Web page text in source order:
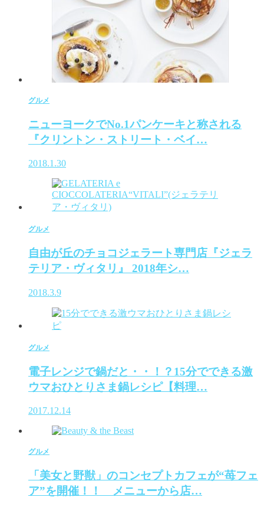
グルメ
ニューヨークでNo.1パンケーキと称される
『クリントン・ストリート・ベイ…
2018.1.30
グルメ
自由が丘のチョコジェラート専門店『ジェラ
テリア・ヴィタリ』 2018年シ…
2018.3.9
グルメ
電子レンジで鍋だと・・！？15分でできる激
ウマおひとりさま鍋レシピ【料理…
2017.12.14
グルメ
「美女と野獣」のコンセプトカフェが“苺フェ
ア”を開催！！ メニューから店…